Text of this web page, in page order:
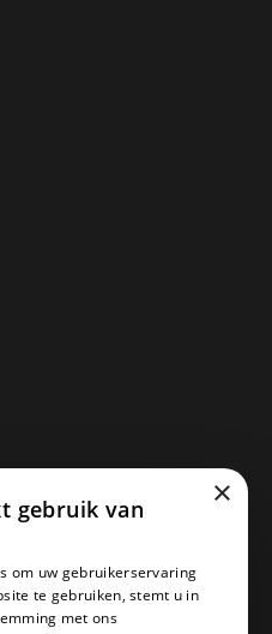
×
gebruik van
om uw gebruikerservaring
te gebruiken, stemt u in
met ons